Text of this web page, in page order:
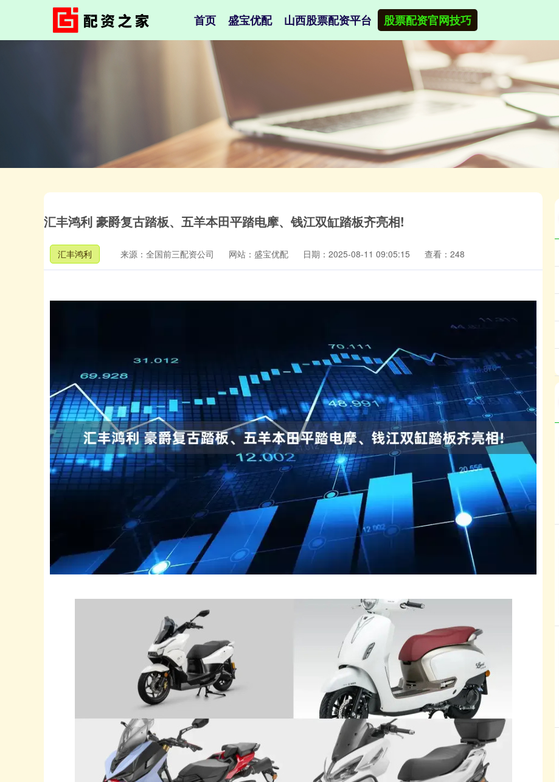
首页 盛宝优配 山西股票配资平台 股票配资官网技巧
汇丰鸿利 豪爵复古踏板、五羊本田平踏电摩、钱江双缸踏板齐亮相!
汇丰鸿利 来源：全国前三配资公司 网站：盛宝优配 日期：2025-08-11 09:05:15 查看：248